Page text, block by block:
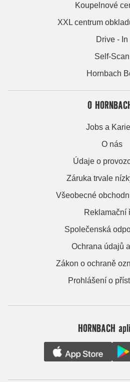
Koupelnové
XXL centrum
Drive - In
Self-Scan
Hornbach
O
Jobs a
O nás
Údaje o
Záruka trvale
Všeobecné
Reklamační
Společenská
Ochrana údajů
Zákon o ochraně
Prohlášení o
HORNBACH